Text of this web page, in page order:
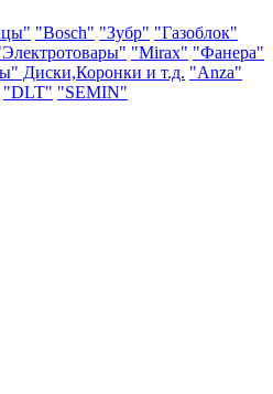
"Bosch" "Зубр" "Газоблок"
"Mirax" "Фанера"
Диски,Коронки и т.д. "Anza"
"DLT" "SEMIN"